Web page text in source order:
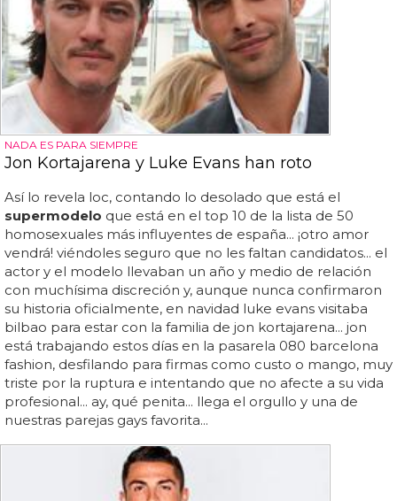
NADA ES PARA SIEMPRE
Jon Kortajarena y Luke Evans han roto
Así lo revela loc, contando lo desolado que está el
supermodelo que está en el top 10 de la lista de 50
homosexuales más influyentes de españa... ¡otro amor
vendrá! viéndoles seguro que no les faltan candidatos... el
actor y el modelo llevaban un año y medio de relación
con muchísima discreción y, aunque nunca confirmaron
su historia oficialmente, en navidad luke evans visitaba
bilbao para estar con la familia de jon kortajarena... jon
está trabajando estos días en la pasarela 080 barcelona
fashion, desfilando para firmas como custo o mango, muy
triste por la ruptura e intentando que no afecte a su vida
profesional... ay, qué penita... llega el orgullo y una de
nuestras parejas gays favorita...